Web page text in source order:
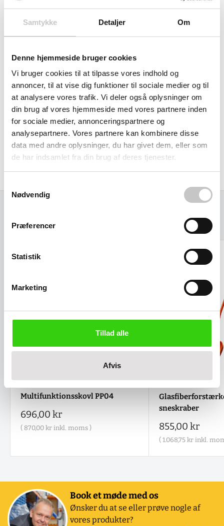
Samtykke Detaljer Om
Denne hjemmeside bruger cookies
Vi bruger cookies til at tilpasse vores indhold og
annoncer, til at vise dig funktioner til sociale medier og til
at analysere vores trafik. Vi deler også oplysninger om
din brug af vores hjemmeside med vores partnere inden
for sociale medier, annonceringspartnere og
analysepartnere. Vores partnere kan kombinere disse
data med andre oplysninger, du har givet dem, eller som
de har indsamlet fra din brug af deres tjenester.
Nødvendig
Præferencer
Statistik
Marketing
Tillad alle
Afvis
Kan også leveres i Grøn/Orange nr. CEMO-7434
Relaterede varer
Multifunktionsskovl PP04
Salgspris
696,00 kr
( 870,00 kr inkl. moms )
sneskraber
Salgspris
855,00 kr
( 1.068,75 krinkl.
Book et møde med os
Ønsker du at se eller prøve nogle af
vores produkter?